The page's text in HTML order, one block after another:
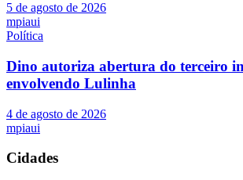
5 de agosto de 2026
mpiaui
Política
Dino autoriza abertura do terceiro
envolvendo Lulinha
4 de agosto de 2026
mpiaui
Cidades